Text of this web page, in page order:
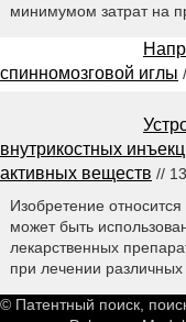
минимумом затрат на
спинномозговой иглы
внутрикостных
активных веществ //
Изобретение
может быть
лекарственных
при лечении различных
© Патентный поиск,